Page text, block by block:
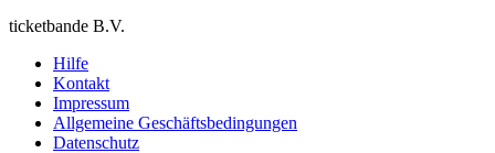
ticketbande B.V.
Hilfe
Kontakt
Impressum
Allgemeine Geschäftsbedingungen
Datenschutz